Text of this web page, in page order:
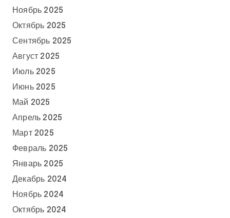
Ноябрь 2025
Октябрь 2025
Сентябрь 2025
Август 2025
Июль 2025
Июнь 2025
Май 2025
Апрель 2025
Март 2025
Февраль 2025
Январь 2025
Декабрь 2024
Ноябрь 2024
Октябрь 2024